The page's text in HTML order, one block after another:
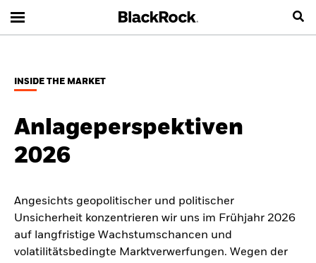
INSIDE THE MARKET
Anlageperspektiven
2026
Angesichts geopolitischer und politischer
Unsicherheit konzentrieren wir uns im Frühjahr 2026
auf langfristige Wachstumschancen und
volatilitätsbedingte Marktverwerfungen. Wegen der